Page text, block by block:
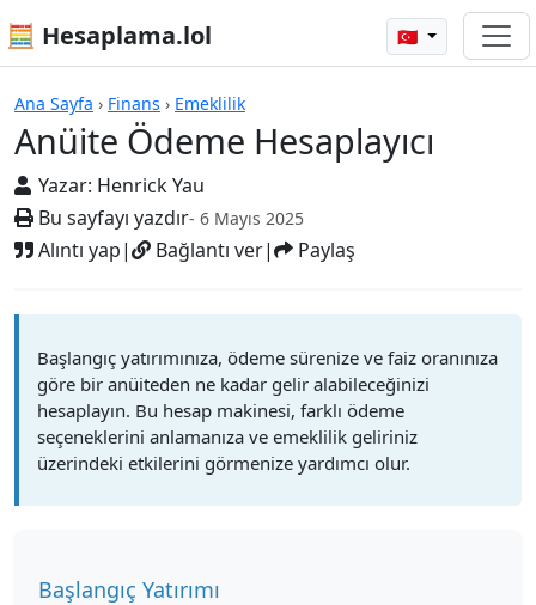
🧮 Hesaplama.lol 🇹🇷
Ana Sayfa › Finans › Emeklilik
Anüite Ödeme Hesaplayıcı
Yazar: Henrick Yau
Bu sayfayı yazdır- 6 Mayıs 2025
Alıntı yap| Bağlantı ver| Paylaş
Hesap Makineleri
Başlangıç yatırımınıza, ödeme sürenize ve faiz oranınıza
göre bir anüiteden ne kadar gelir alabileceğinizi
hesaplayın. Bu hesap makinesi, farklı ödeme
seçeneklerini anlamanıza ve emeklilik geliriniz
üzerindeki etkilerini görmenize yardımcı olur.
Başlangıç Yatırımı